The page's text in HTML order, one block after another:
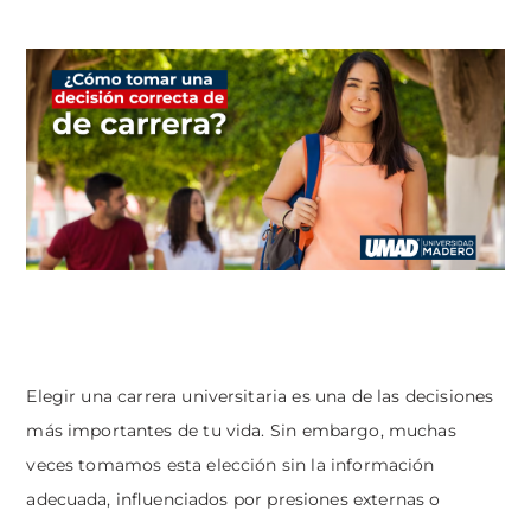
Elegir una carrera universitaria es una de las decisiones
más importantes de tu vida. Sin embargo, muchas
veces tomamos esta elección sin la información
adecuada, influenciados por presiones externas o